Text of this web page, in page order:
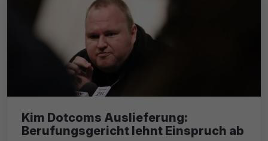
Kim Dotcoms Auslieferung:
Berufungsgericht lehnt Einspruch ab